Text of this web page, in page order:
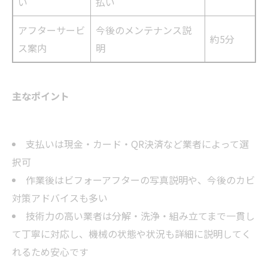
アフターサービ
ス案内
今後のメンテナンス説
明
約5分
主なポイント
支払いは現金・カード・QR決済など業者によって選
択可
作業後はビフォーアフターの写真説明や、今後のカビ
対策アドバイスも多い
技術力の高い業者は分解・洗浄・組み立てまで一貫し
て丁寧に対応し、機械の状態や状況も詳細に説明してく
れるため安心です